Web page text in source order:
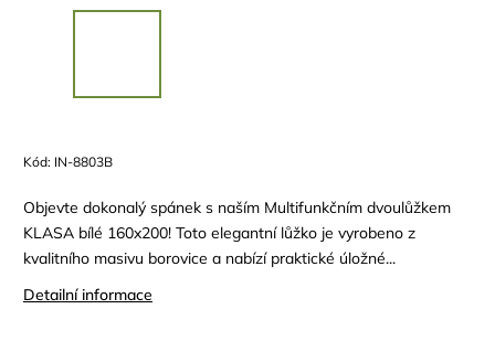
Kód: IN-8803B
Objevte dokonalý spánek s naším Multifunkčním dvoulůžkem
KLASA bílé 160x200! Toto elegantní lůžko je vyrobeno z
kvalitního masivu borovice a nabízí praktické úložné...
Detailní informace